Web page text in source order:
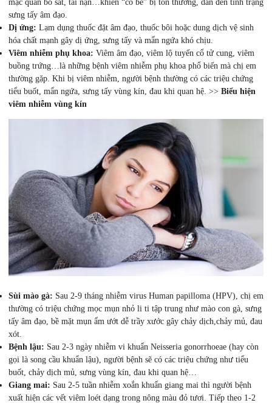
mặc quần bó sát, tai nạn…khiến “cô bé” bị tổn thương, dẫn đến tình trạng
sưng tấy âm đạo.
Dị ứng: Lạm dụng thuốc đặt âm đạo, thuốc bôi hoặc dung dịch vệ sinh
hóa chất mạnh gây dị ứng, sưng tấy và mẩn ngứa khó chịu.
Viêm nhiễm phụ khoa: Viêm âm đạo, viêm lộ tuyến cổ tử cung, viêm
buồng trứng…là những bệnh viêm nhiễm phụ khoa phổ biến mà chị em
thường gặp. Khi bị viêm nhiễm, người bệnh thường có các triệu chứng
tiểu buốt, mẩn ngứa, sưng tấy vùng kín, đau khi quan hệ. >> Biểu hiện
viêm nhiễm vùng kín
Sùi mào gà: Sau 2-9 tháng nhiễm virus Human papilloma (HPV), chị em
thường có triệu chứng mọc mụn nhỏ li ti tập trung như mào con gà, sưng
tấy âm đạo, bề mặt mụn ẩm ướt dễ trầy xước gây chảy dịch,chảy mủ, đau
xót.
Bệnh lậu: Sau 2-3 ngày nhiễm vi khuẩn Neisseria gonorrhoeae (hay còn
gọi là song cầu khuẩn lậu), người bệnh sẽ có các triệu chứng như tiểu
buốt, chảy dịch mủ, sưng vùng kín, đau khi quan hệ…
Giang mai: Sau 2-5 tuần nhiễm xoắn khuẩn giang mai thì người bệnh
xuất hiện các vết viêm loét dạng trong nông màu đỏ tươi. Tiếp theo 1-2